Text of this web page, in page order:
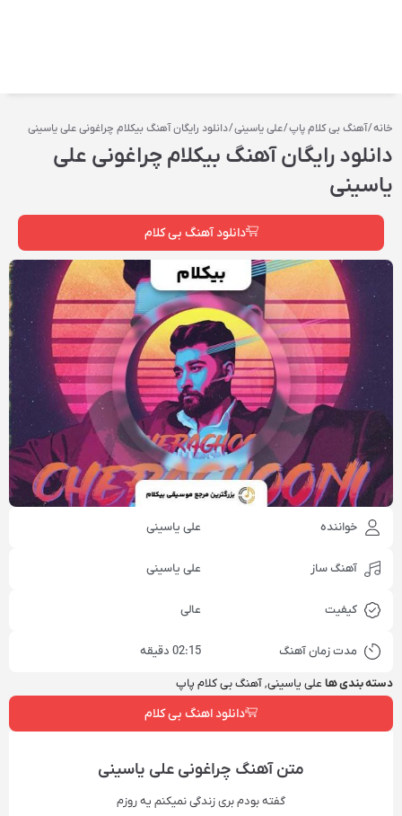
خانه/آهنگ بی کلام پاپ/علی یاسینی/ دانلود رایگان آهنگ‌ بیکلام چراغونی علی یاسینی
دانلود رایگان آهنگ‌ بیکلام چراغونی علی
یاسینی
دانلود آهنگ بی کلام
خواننده علی یاسینی
آهنگ ساز علی یاسینی
کیفیت عالی
مدت زمان آهنگ 02:15 دقیقه
دسته بندی هاعلی یاسینی,آهنگ بی کلام پاپ
دانلود اهنگ بی کلام
متن آهنگ‌ چراغونی علی یاسینی
گفته بودم بری زندگی نمیکنم یه روزم